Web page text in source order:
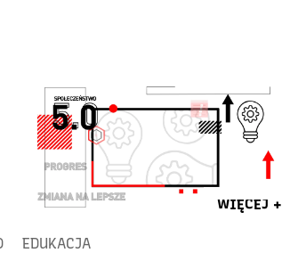
WIĘCEJ +
EDUKACJA